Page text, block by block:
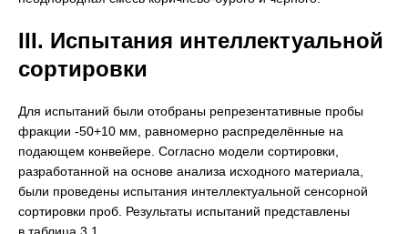
III. Испытания интеллектуальной
сортировки
Для испытаний были отобраны репрезентативные пробы
фракции -50+10 мм, равномерно распределённые на
подающем конвейере. Согласно модели сортировки,
разработанной на основе анализа исходного материала,
были проведены испытания интеллектуальной сенсорной
сортировки проб. Результаты испытаний представлены